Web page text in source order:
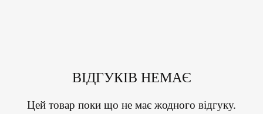
ВІДГУКІВ НЕМАЄ
Цей товар поки що не має жодного відгуку.